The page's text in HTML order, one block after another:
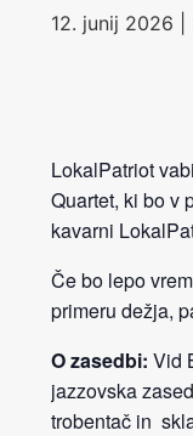
12. junij 2026
LokalPatriot
Quartet, ki bo v
kavarni
Če bo lepo
primeru dežja,
O zasedbi:Vid
jazzovska
trobentač in